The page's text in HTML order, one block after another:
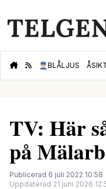
👮🏻‍♂️BLÅLJUS
TV: Här
på
Publicerad 6 juli 2022 10:58
Uppdaterad 21 juni 2026